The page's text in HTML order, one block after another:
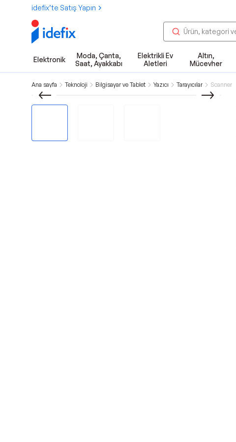
idefix’te Satış Yapın
Elektronik
Moda, Çanta,
Saat, Ayakkabı
Elektrikli Ev
Aletleri
Altın,
Mücevher
Ana sayfa Teknoloji Bilgisayar ve Tablet Yazıcı Tarayıcılar Scanner